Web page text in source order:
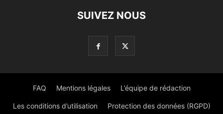
SUIVEZ NOUS
FAQ Mentions légales L’équipe de rédaction
Les conditions d’utilisation Protection des données (RGPD)